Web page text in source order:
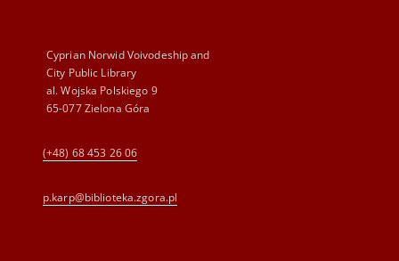
Cyprian Norwid Voivodeship and
City Public Library
al. Wojska Polskiego 9
65-077 Zielona Góra
(+48) 68 453 26 06
p.karp@biblioteka.zgora.pl